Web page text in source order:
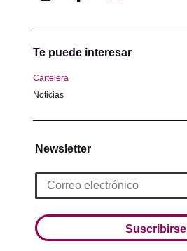
Te puede interesar
Cartelera
Noticias
Newsletter
Suscribirse